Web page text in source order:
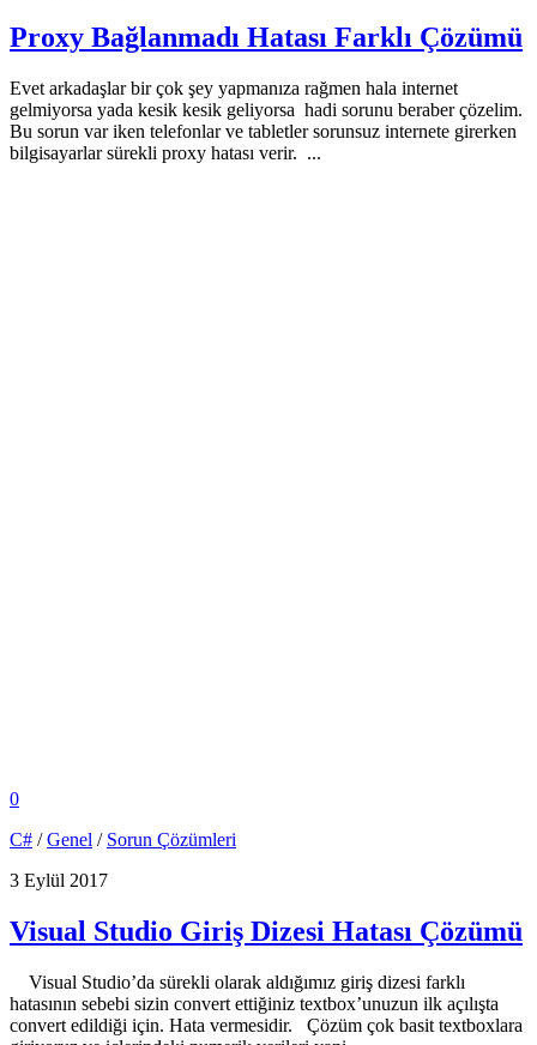
Proxy Bağlanmadı Hatası Farklı Çözümü
Evet arkadaşlar bir çok şey yapmanıza rağmen hala internet
gelmiyorsa yada kesik kesik geliyorsa hadi sorunu beraber çözelim.
Bu sorun var iken telefonlar ve tabletler sorunsuz internete girerken
bilgisayarlar sürekli proxy hatası verir. ...
0
C# /Genel / Sorun Çözümleri
3 Eylül 2017
Visual Studio Giriş Dizesi Hatası Çözümü
Visual Studio’da sürekli olarak aldığımız giriş dizesi farklı
hatasının sebebi sizin convert ettiğiniz textbox’unuzun ilk açılışta
convert edildiği için. Hata vermesidir. Çözüm çok basit textboxlara